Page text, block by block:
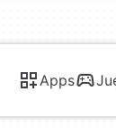
Apps